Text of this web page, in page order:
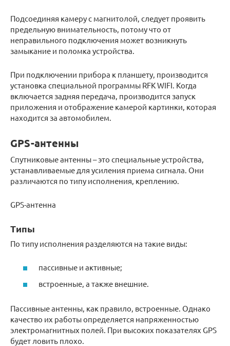
Подсоединяя камеру с магнитолой, следует проявить
предельную внимательность, потому что от
неправильного подключения может возникнуть
замыкание и поломка устройства.
При подключении прибора к планшету, производится
установка специальной программы RFK WIFI. Когда
включается задняя передача, производится запуск
приложения и отображение камерой картинки, которая
находится за автомобилем.
GPS-антенны
Спутниковые антенны – это специальные устройства,
устанавливаемые для усиления приема сигнала. Они
различаются по типу исполнения, креплению.
GPS-антенна
Типы
По типу исполнения разделяются на такие виды:
пассивные и активные;
встроенные, а также внешние.
Пассивные антенны, как правило, встроенные. Однако
качество их работы определяется напряженностью
электромагнитных полей. При высоких показателях GPS
будет ловить плохо.